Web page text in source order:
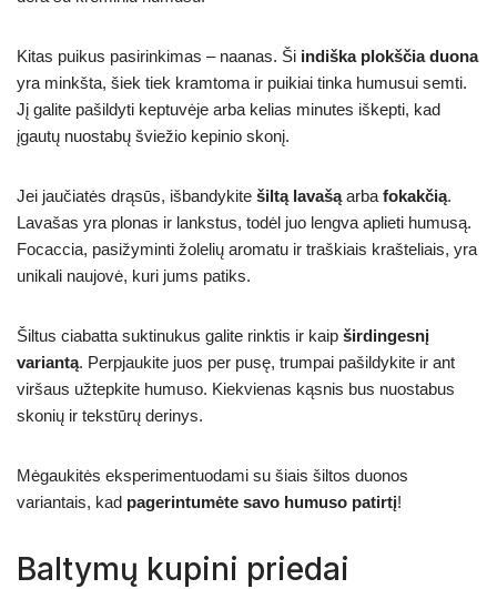
Kitas puikus pasirinkimas – naanas. Ši indiška plokščia duona
yra minkšta, šiek tiek kramtoma ir puikiai tinka humusui semti.
Jį galite pašildyti keptuvėje arba kelias minutes iškepti, kad
įgautų nuostabų šviežio kepinio skonį.
Jei jaučiatės drąsūs, išbandykite šiltą lavašąarba fokakčią.
Lavašas yra plonas ir lankstus, todėl juo lengva aplieti humusą.
Focaccia, pasižyminti žolelių aromatu ir traškiais krašteliais, yra
unikali naujovė, kuri jums patiks.
Šiltus ciabatta suktinukus galite rinktis ir kaip širdingesnį
variantą. Perpjaukite juos per pusę, trumpai pašildykite ir ant
viršaus užtepkite humuso. Kiekvienas kąsnis bus nuostabus
skonių ir tekstūrų derinys.
Mėgaukitės eksperimentuodami su šiais šiltos duonos
variantais, kad pagerintumėte savo humuso patirtį!
Baltymų kupini priedai